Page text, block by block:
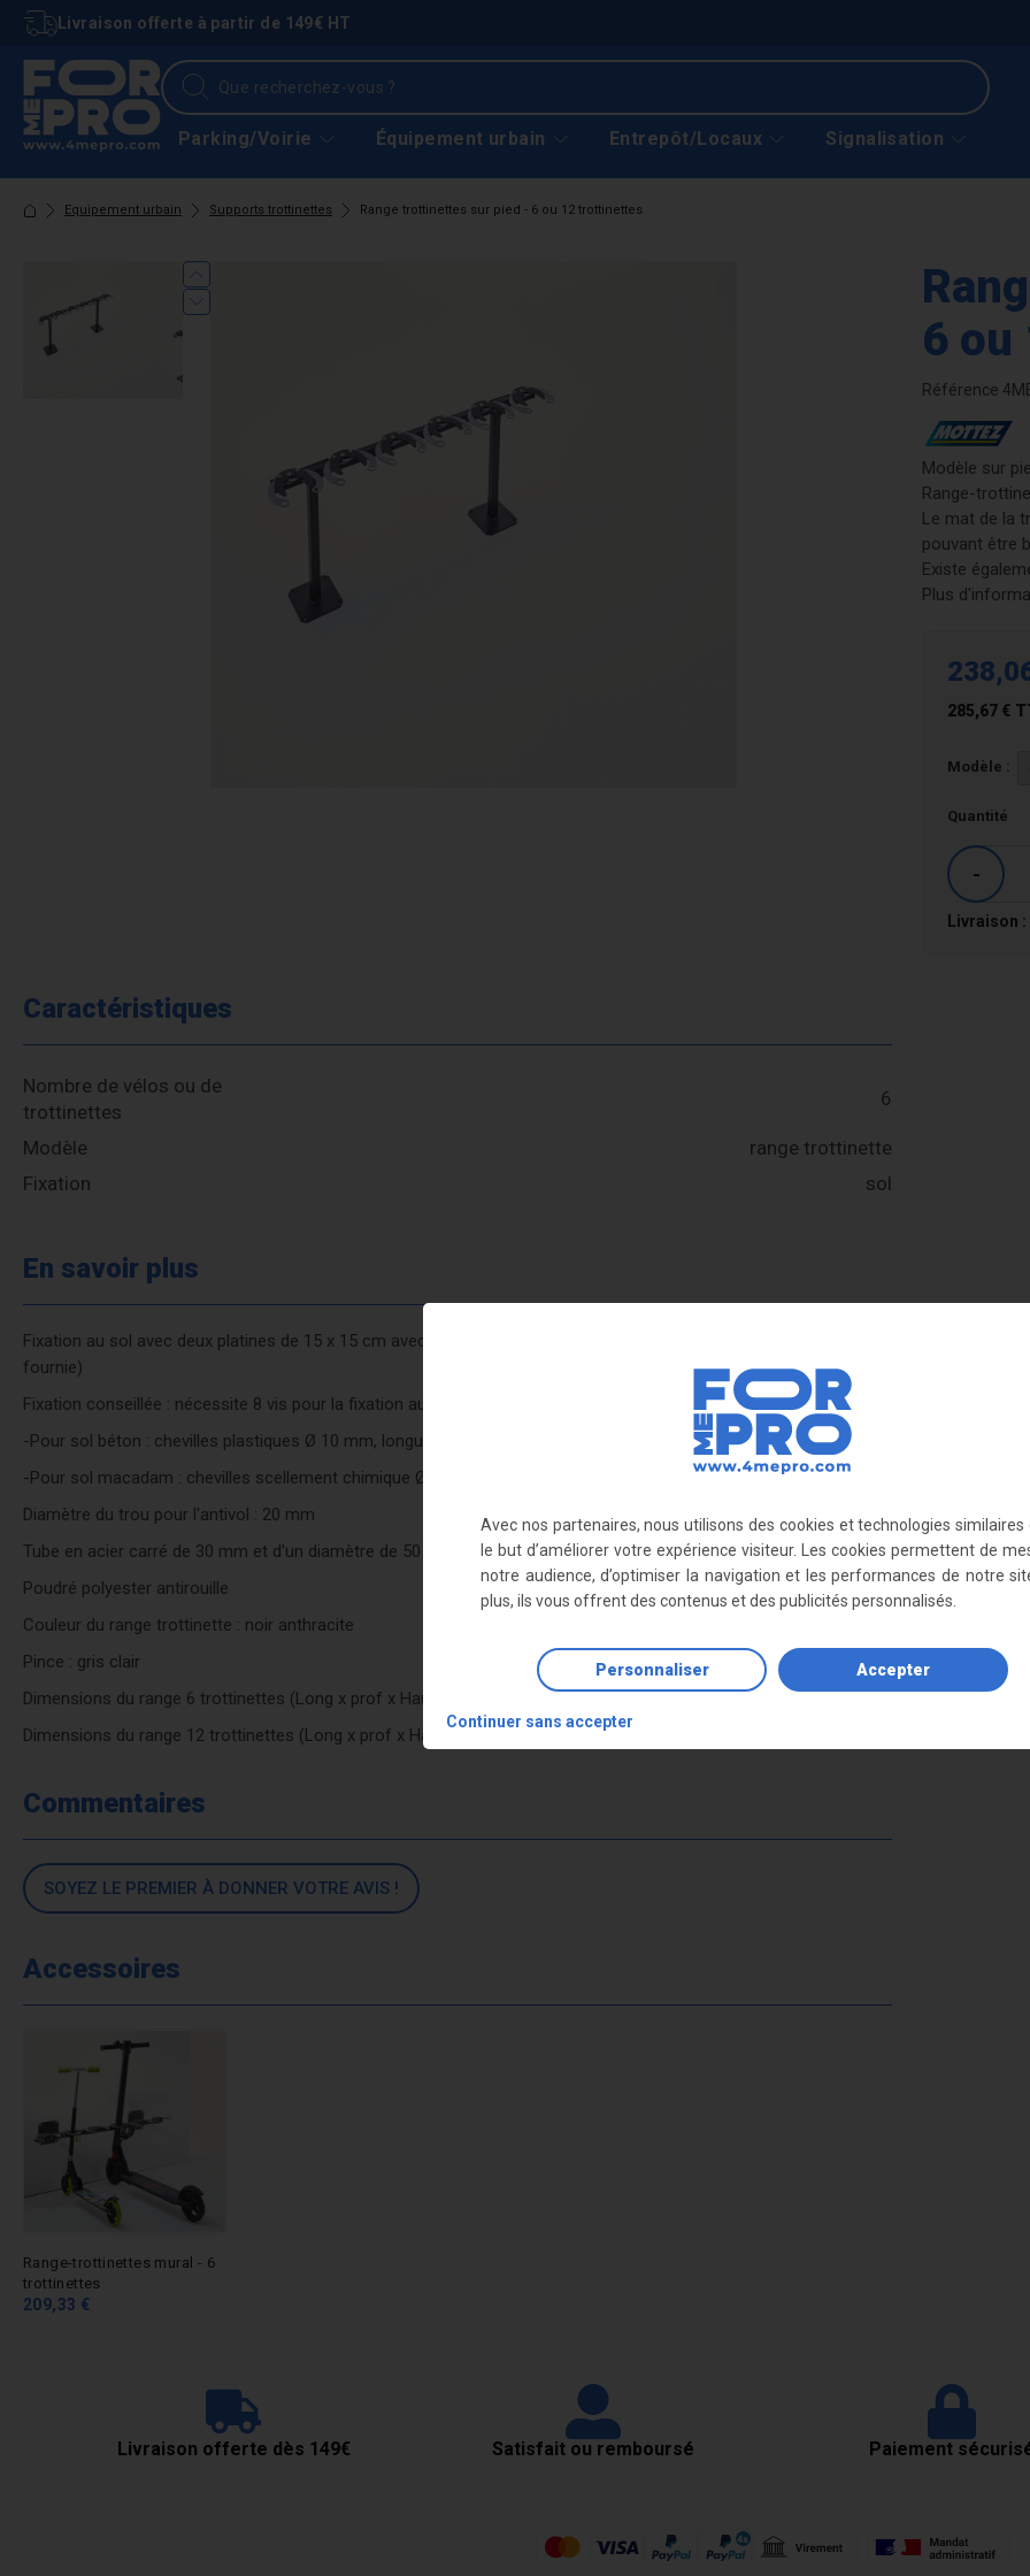
Livraison offerte à partir de 149€ HT
Parking/Voirie Équipement urbain Entrepôt/Locaux Signalisation
Equipement urbain Supports trottinettes Range trottinettes sur pied - 6 ou 12 trottinettes
6
Référence
Modèle sur
Range-
Le mat de la
pouvant être
Existe
Plus
285,67 €
Modèle :
Quantité
-
Livraison
Caractéristiques
Nombre de vélos ou de
trottinettes
6
Modèle
range trottinette
Fixation
sol
En savoir plus
Fixation au sol avec deux platines de 15 x 15 cm avec 4 trous de fixation d'un diamètre de 11 mm (visserie non
fournie)
Fixation conseillée : nécessite 8 vis pour la fixation au sol (non fournie)
-Pour sol béton : chevilles plastiques Ø 10 mm, longueur mini 60 mm
-Pour sol macadam : chevilles scellement chimique Ø 10 mm max (car trou de Ø 11 mm dans les semelles)
Diamètre du trou pour l'antivol : 20 mm
Tube en acier carré de 30 mm et d'un diamètre de 50 mm
Poudré polyester antirouille
Couleur du range trottinette : noir anthracite
Pince : gris clair
Dimensions du range 6 trottinettes (Long x prof x Haut) : 106 x 17,5 x 60 cm
Dimensions du range 12 trottinettes (Long x prof x Haut) : 136 x 23 x 94 cm
Commentaires
SOYEZ LE PREMIER À DONNER VOTRE AVIS !
Accessoires
Range-trottinettes mural - 6
trottinettes
209,33 €
Livraison offerte dès 149€ Satisfait ou remboursé Paiement
Avec nos partenaires, nous utilisons des cookies et technologies similaires
le but d’améliorer votre expérience visiteur. Les cookies permettent de
notre audience, d’optimiser la navigation et les performances de notre
plus, ils vous offrent des contenus et des publicités personnalisés.
Personnaliser Accepter
Continuer sans accepter